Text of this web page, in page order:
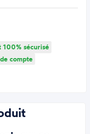
100% sécurisé
compte